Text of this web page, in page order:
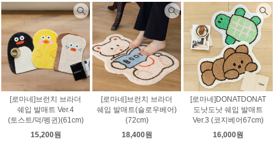
[로마네]브런치 브라더
쉐입 발매트 Ver.4
(토스트/덕/펭귄)(61cm)
15,200원
[로마네]브런치 브라더
쉐입 발매트(슬로우베어)
(72cm)
18,400원
[로마네]DONATDONAT
도낫도낫 쉐입 발매트
Ver.3 (코지베어67cm)
16,000원